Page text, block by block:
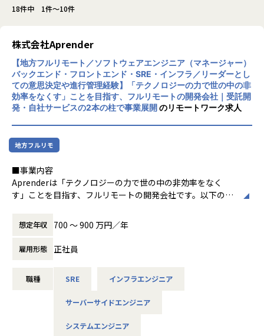
18件中 1件～10件
株式会社Aprender
【地方フルリモート／ソフトウェアエンジニア（マネージャー）
バックエンド・フロントエンド・SRE・インフラ／リーダーとし
ての意思決定や進行管理経験】「テクノロジーの力で世の中の非
効率をなくす」ことを目指す、フルリモートの開発会社｜受託開
発・自社サービスの2本の柱で事業展開のリモートワーク求人
地方フルリモ
■事業内容
Aprenderは「テクノロジーの力で世の中の非効率をなく
す」ことを目指す、フルリモートの開発会社です。以下の2
・受託開発：フロントエンド・バックエンド・インフラを横
断したソフトウェア開発・クラウド構築
・自社サービス「Magentia」：AIとの会話によってフォー
ムを自動生成し、集計・分析から業務の自動化までを実現す
のある環境で業務を遂行しています。
想定年収 700 〜 900 万円／年
雇用形態 正社員
職種 SRE インフラエンジニア
サーバーサイドエンジニア
システムエンジニア